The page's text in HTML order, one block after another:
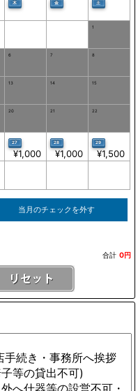
木 金 土
1
6 7 8
13 14 15
20 21 22
27
¥1,000
28
¥1,000
29
¥1,500
当月のチェックを外す
合計 0円